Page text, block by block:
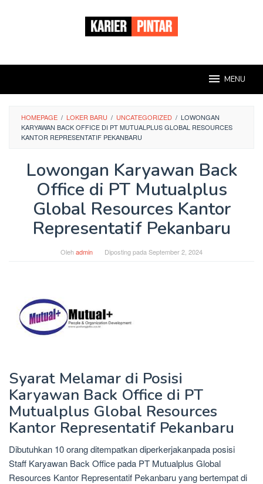
MENU
HOMEPAGE / LOKER BARU / UNCATEGORIZED / LOWONGAN
KARYAWAN BACK OFFICE DI PT MUTUALPLUS GLOBAL RESOURCES
KANTOR REPRESENTATIF PEKANBARU
Lowongan Karyawan Back
Office di PT Mutualplus
Global Resources Kantor
Representatif Pekanbaru
Olehadmin Diposting pada September 2, 2024
Syarat Melamar di Posisi
Karyawan Back Office di PT
Mutualplus Global Resources
Kantor Representatif Pekanbaru
Dibutuhkan 10 orang ditempatkan diperkerjakanpada posisi
Staff Karyawan Back Office pada PT Mutualplus Global
Resources Kantor Representatif Pekanbaru yang bertempat di